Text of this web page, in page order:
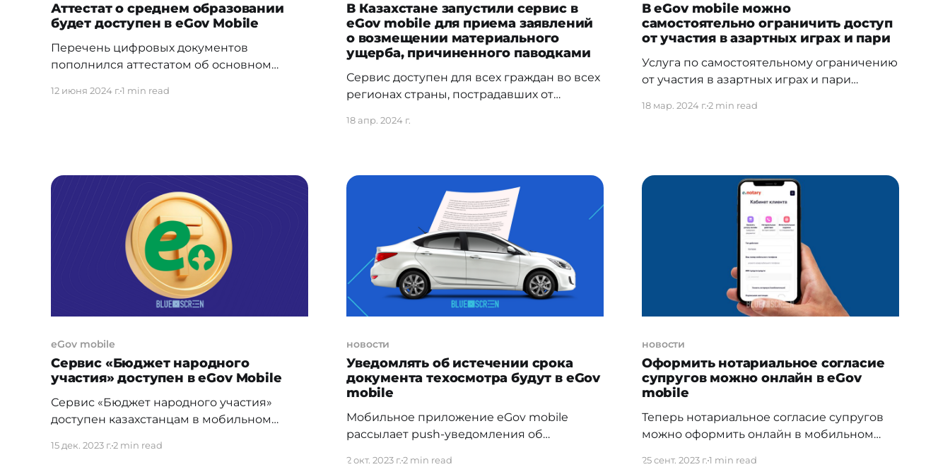
Аттестат о среднем образовании
будет доступен в eGov Mobile
Перечень цифровых документов
пополнился аттестатом об основном
будут доступны в цифровом формате. Для
этого в мобильном приложении
eGovMobile необходимо пройти на новый
12 июня 2024 г.1 min read
В Казахстане запустили сервис в
eGov mobile для приема заявлений
о возмещении материального
ущерба, причиненного паводками
Сервис доступен для всех граждан во всех
регионах страны, пострадавших от
удобно подать заявление о возмещении
использования нового сервиса гражданам
просто необходимо зайти на главную
страницу мобильного приложения eGov
mobile и выбрать соответствующую
опцию. Важно отметить,
18 апр. 2024 г.
В eGov mobile можно
самостоятельно ограничить доступ
от участия в азартных играх и пари
Услуга по самостоятельному ограничению
от участия в азартных играх и пари
доступна в приложении «eGov mobile».
добровольном ограничении своего
участия в азартных играх и пари на срок от
18 мар. 2024 г.2 min read
eGov mobile
Сервис «Бюджет народного
участия» доступен в eGov Mobile
Сервис «Бюджет народного участия»
доступен казахстанцам в мобильном
участие граждан в распределении средств
15 дек. 2023 г.2 min read
новости
Уведомлять об истечении срока
документа техосмотра будут в eGov
mobile
Мобильное приложение eGov mobile
рассылает push-уведомления об
2 окт. 2023 г.2 min read
новости
Оформить нотариальное согласие
супругов можно онлайн в eGov
mobile
Теперь нотариальное согласие супругов
можно оформить онлайн в мобильном
25 сент. 2023 г.1 min read